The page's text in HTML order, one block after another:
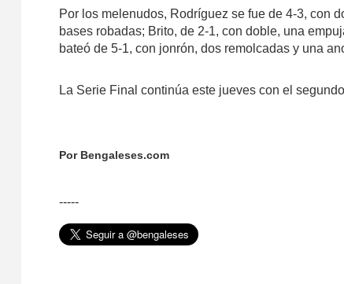
Por los melenudos, Rodríguez se fue de 4-3, con
bases robadas; Brito, de 2-1, con doble, una
bateó de 5-1, con jonrón, dos remolcadas y una
La Serie Final continúa este jueves con el
Por Bengaleses.com
-----